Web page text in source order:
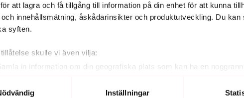
att lagra och få tillgång till information på din enhet för att kunna
innehållsmätning, åskådarinsikter och produktutveckling. Du
syften.
skulle vi även vilja:
in information om din geografiska plats som kan ha en
på mer om hur dina personliga uppgifter behandlas och ställ in dina
Inställningar